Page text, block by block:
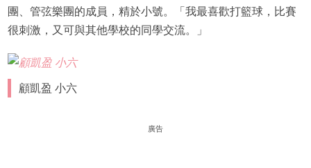
團、管弦樂團的成員，精於小號。「我最喜歡打籃球，比賽
很刺激，又可與其他學校的同學交流。」
顧凱盈 小六
廣告